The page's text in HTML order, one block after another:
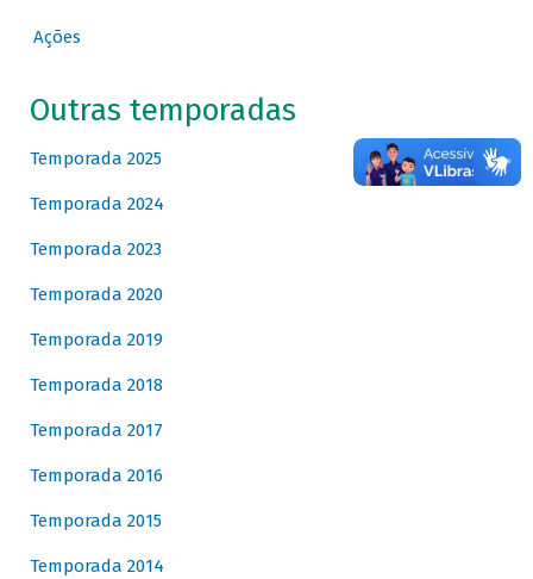
Ações
Outras temporadas
Temporada 2025
Temporada 2024
Temporada 2023
Temporada 2020
Temporada 2019
Temporada 2018
Temporada 2017
Temporada 2016
Temporada 2015
Temporada 2014